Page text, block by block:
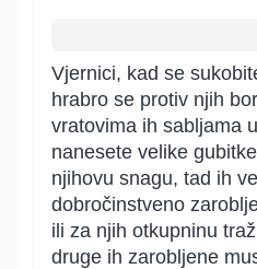
Vjernici, kad se
hrabro se protiv njih
vratovima ih sabljama
nanesete velike
njihovu snagu, tad ih
dobročinstveno
ili za njih otkupninu
druge ih zarobljene